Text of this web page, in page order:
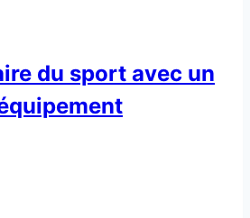
du sport avec un